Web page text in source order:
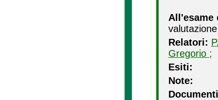
All'esame
valutazione
Relatori:
Gregorio ;
Esiti:
Note: